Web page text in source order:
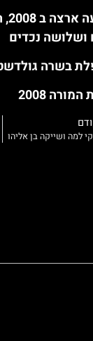
ושלושה נכדים
בשרה
2008
למה ושייקה בן אליהו